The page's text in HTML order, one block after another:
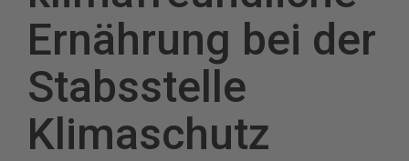
Ernährung bei der
Stabsstelle
Klimaschutz